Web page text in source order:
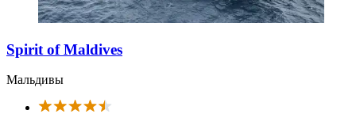
Spirit of Maldives
Мальдивы